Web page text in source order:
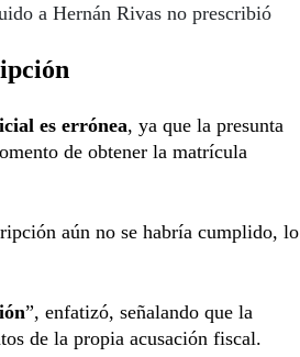
a Hernán Rivas no prescribió
es errónea, ya que la presunta
de obtener la matrícula
aún no se habría cumplido, lo
”, enfatizó, señalando que la
de la propia acusación fiscal.